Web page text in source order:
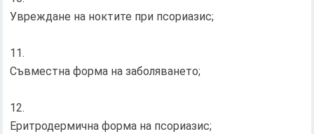
Увреждане на ноктите при псориазис;
Съвместна форма на заболяването;
Еритродермична форма на псориазис;